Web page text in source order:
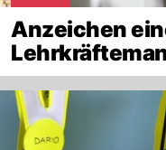
Anzeichen